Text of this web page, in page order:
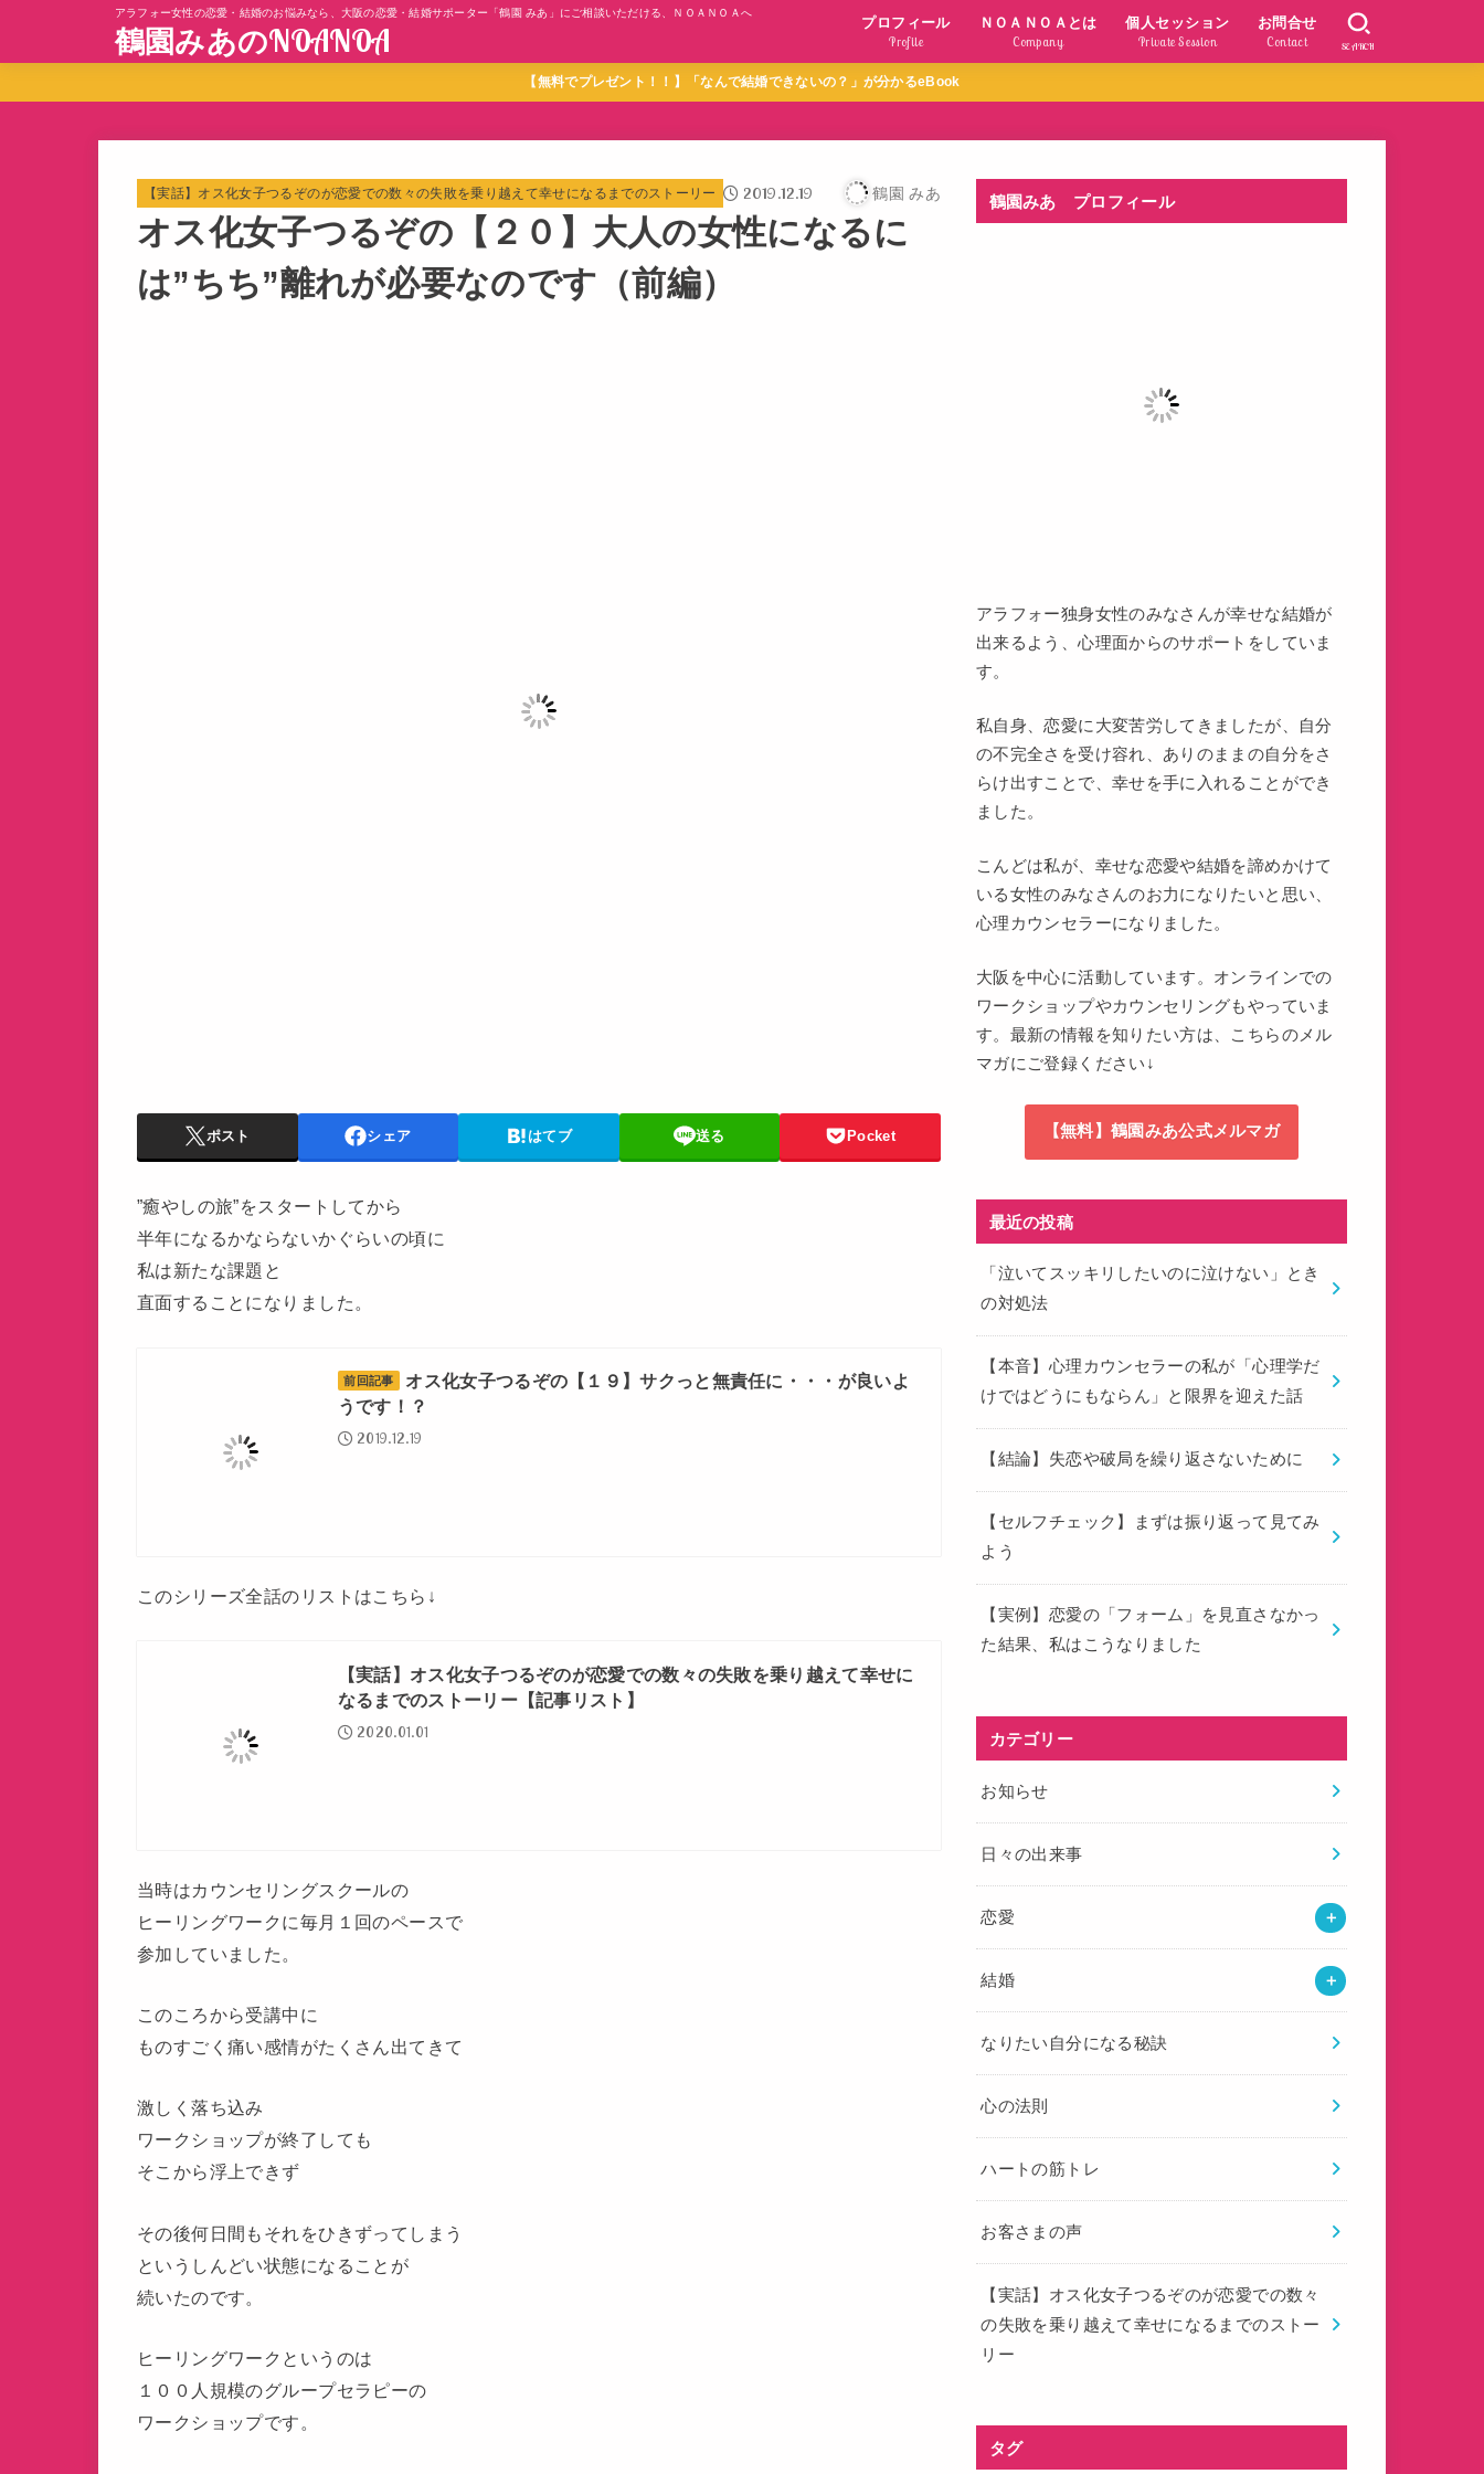
アラフォー女性の恋愛・結婚のお悩みなら、大阪の恋愛・結婚サポーター「鶴園 みあ」にご相談いただける、ＮＯＡＮＯＡへ
鶴園みあのNOANOA プロフィール
Profile
ＮＯＡＮＯＡとは
Company
個人セッション
Private Session
お問合せ
Contact SEARCH
【無料でプレゼント！！】「なんで結婚できないの？」が分かるeBook
【実話】オス化女子つるぞのが恋愛での数々の失敗を乗り越えて幸せになるまでのストーリー 2019.12.19 鶴園 みあ
オス化女子つるぞの【２０】大人の女性になるに
は”ちち”離れが必要なのです（前編）
ポスト シェア はてブ 送る Pocket
”癒やしの旅”をスタートしてから
半年になるかならないかぐらいの頃に
私は新たな課題と
直面することになりました。
前回記事
オス化女子つるぞの【１９】サクっと無責任に・・・が良いよ
うです！？
2019.12.19
このシリーズ全話のリストはこちら↓
【実話】オス化女子つるぞのが恋愛での数々の失敗を乗り越えて幸せに
なるまでのストーリー【記事リスト】
2020.01.01
当時はカウンセリングスクールの
ヒーリングワークに毎月１回のペースで
参加していました。
このころから受講中に
ものすごく痛い感情がたくさん出てきて
激しく落ち込み
ワークショップが終了しても
そこから浮上できず
その後何日間もそれをひきずってしまう
というしんどい状態になることが
続いたのです。
ヒーリングワークというのは
１００人規模のグループセラピーの
ワークショップです。
鶴園みあ プロフィール
アラフォー独身女性のみなさんが幸せな結婚が
出来るよう、心理面からのサポートをしていま
す。
私自身、恋愛に大変苦労してきましたが、自分
の不完全さを受け容れ、ありのままの自分をさ
らけ出すことで、幸せを手に入れることができ
ました。
こんどは私が、幸せな恋愛や結婚を諦めかけて
いる女性のみなさんのお力になりたいと思い、
心理カウンセラーになりました。
大阪を中心に活動しています。オンラインでの
ワークショップやカウンセリングもやっていま
す。最新の情報を知りたい方は、こちらのメル
マガにご登録ください↓
【無料】鶴園みあ公式メルマガ
最近の投稿
「泣いてスッキリしたいのに泣けない」とき
の対処法
【本音】心理カウンセラーの私が「心理学だ
けではどうにもならん」と限界を迎えた話
【結論】失恋や破局を繰り返さないために
【セルフチェック】まずは振り返って見てみ
よう
【実例】恋愛の「フォーム」を見直さなかっ
た結果、私はこうなりました
カテゴリー
お知らせ
日々の出来事
恋愛
結婚
なりたい自分になる秘訣
心の法則
ハートの筋トレ
お客さまの声
【実話】オス化女子つるぞのが恋愛での数々
の失敗を乗り越えて幸せになるまでのストー
リー
タグ